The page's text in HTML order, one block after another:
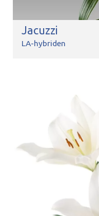
Jacuzzi
LA-hybriden